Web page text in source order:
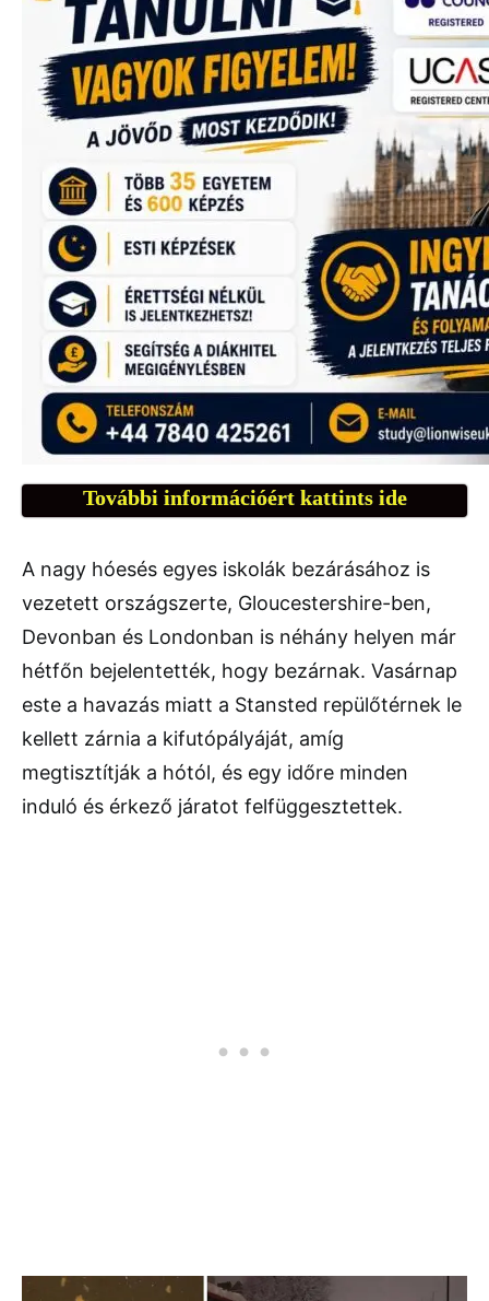
További információért kattints ide
A nagy hóesés egyes iskolák bezárásához is
vezetett országszerte, Gloucestershire-ben,
Devonban és Londonban is néhány helyen már
hétfőn bejelentették, hogy bezárnak. Vasárnap
este a havazás miatt a Stansted repülőtérnek le
kellett zárnia a kifutópályáját, amíg
megtisztítják a hótól, és egy időre minden
induló és érkező járatot felfüggesztettek.